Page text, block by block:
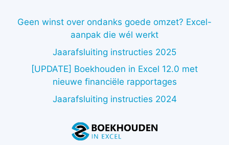
Geen winst over ondanks goede omzet? Excel-
aanpak die wél werkt
Jaarafsluiting instructies 2025
[UPDATE] Boekhouden in Excel 12.0 met
nieuwe financiële rapportages
Jaarafsluiting instructies 2024